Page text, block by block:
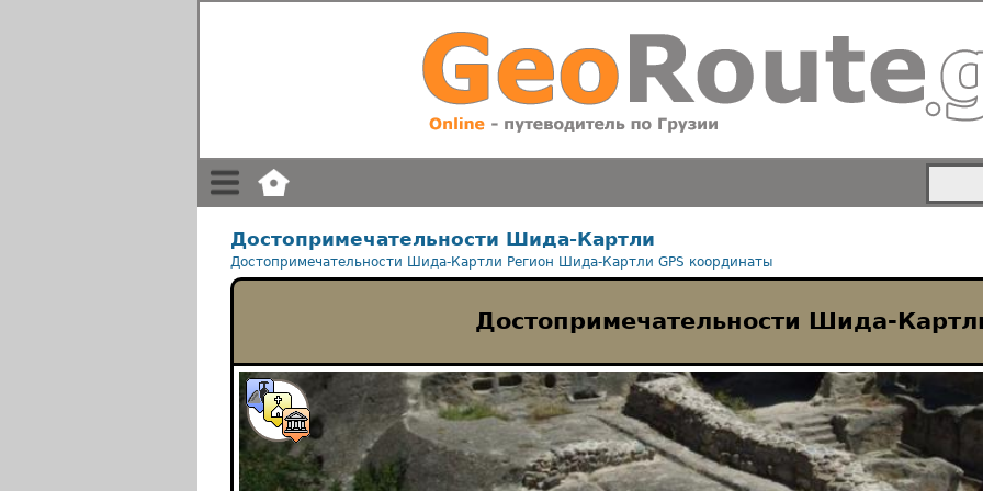
Достопримечательности Шида-Картли
Достопримечательности Шида-Картли Регион Шида-Картли GPS координаты
Достопримечательности Шида-